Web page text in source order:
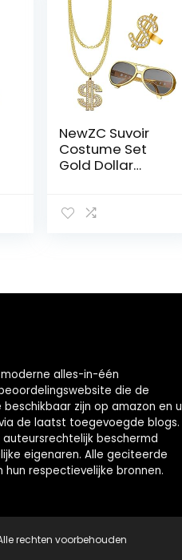
NewZC Suvoir
Costume Set
Gold Dollar
Personality Hip
Theme Parties
alles-in-één
die de
zijn op amazon en u
de laatst toegevoegde blogs.
beschermd
eigenaren. Alle geciteerde
hun respectievelijke bronnen.
rechten voorbehouden